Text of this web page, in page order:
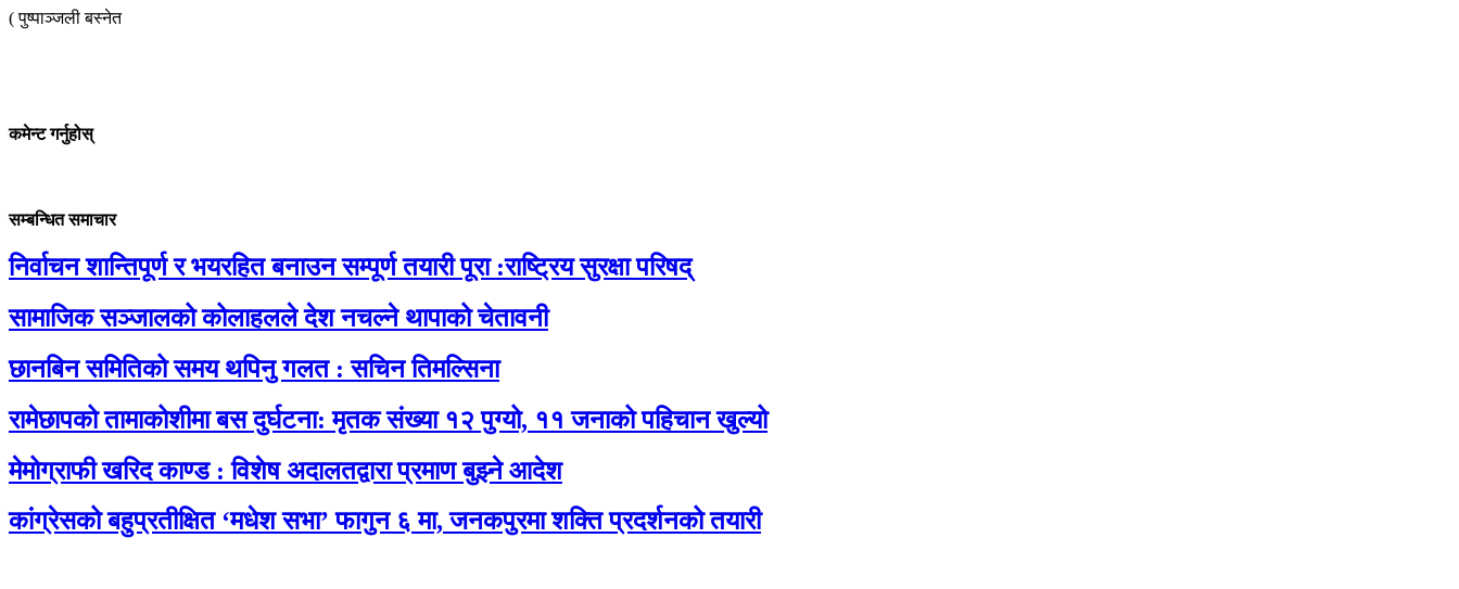
( पुष्पाञ्जली बस्नेत
कमेन्ट गर्नुहोस्
सम्बन्धित समाचार
निर्वाचन शान्तिपूर्ण र भयरहित बनाउन सम्पूर्ण तयारी पूरा :राष्ट्रिय सुरक्षा परिषद्
सामाजिक सञ्जालको कोलाहलले देश नचल्ने थापाको चेतावनी
छानबिन समितिको समय थपिनु गलत : सचिन तिमल्सिना
रामेछापको तामाकोशीमा बस दुर्घटना: मृतक संख्या १२ पुग्यो, ११ जनाको पहिचान खुल्यो
मेमोग्राफी खरिद काण्ड : विशेष अदालतद्वारा प्रमाण बुझ्ने आदेश
कांग्रेसको बहुप्रतीक्षित ‘मधेश सभा’ फागुन ६ मा, जनकपुरमा शक्ति प्रदर्शनको तयारी